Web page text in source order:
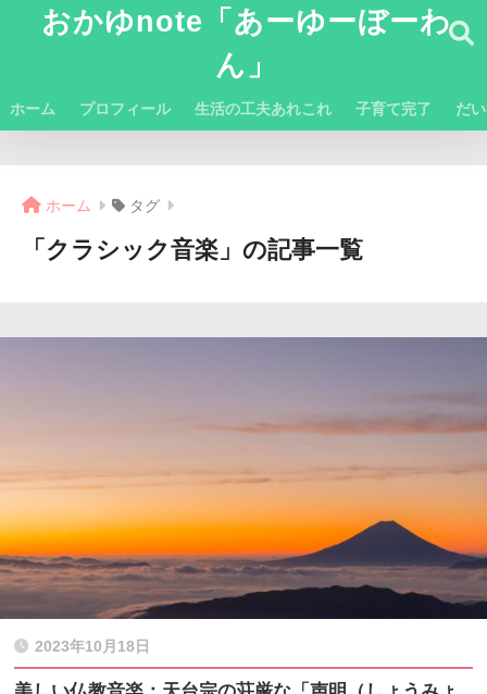
おかゆnote「あーゆーぼーわ
ん」
ホーム プロフィール 生活の工夫あれこれ 子育て完了 だ
ホーム タグ
「クラシック音楽」の記事一覧
2023年10月18日